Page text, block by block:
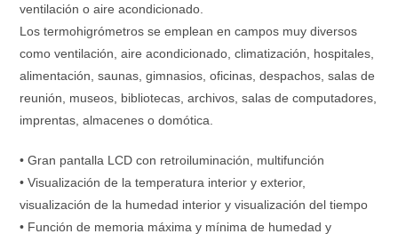
ventilación o aire acondicionado.
Los termohigrómetros se emplean en campos muy diversos
como ventilación, aire acondicionado, climatización, hospitales,
alimentación, saunas, gimnasios, oficinas, despachos, salas de
reunión, museos, bibliotecas, archivos, salas de computadores,
imprentas, almacenes o domótica.
• Gran pantalla LCD con retroiluminación, multifunción
• Visualización de la temperatura interior y exterior,
visualización de la humedad interior y visualización del tiempo
• Función de memoria máxima y mínima de humedad y